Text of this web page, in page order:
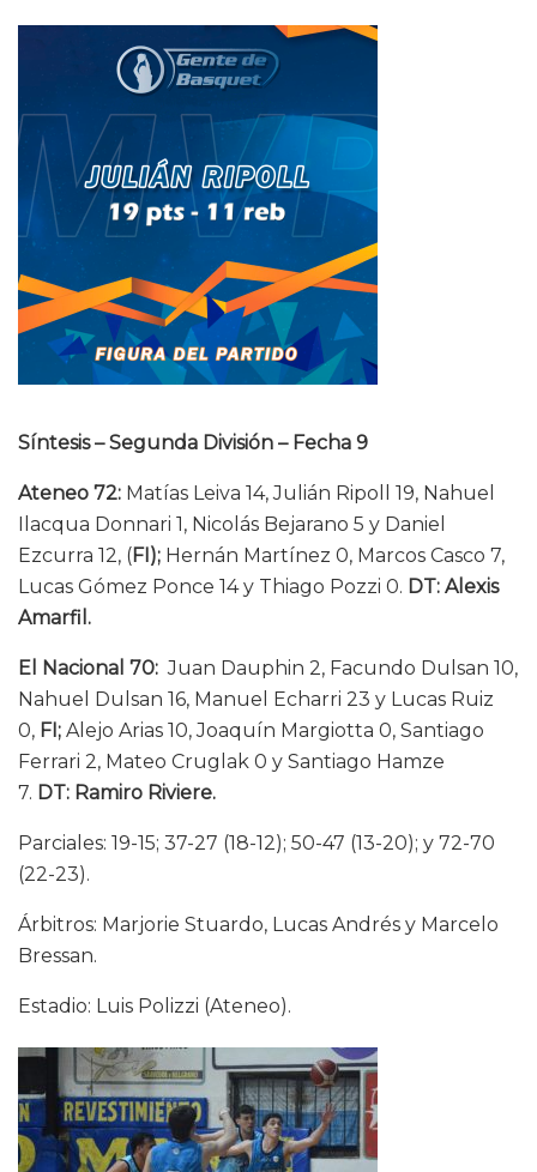
Síntesis – Segunda División – Fecha 9
Ateneo 72: Matías Leiva 14, Julián Ripoll 19, Nahuel
Ilacqua Donnari 1, Nicolás Bejarano 5 y Daniel
Ezcurra 12, (FI); Hernán Martínez 0, Marcos Casco 7,
Lucas Gómez Ponce 14 y Thiago Pozzi 0. DT: Alexis
Amarfil.
El Nacional 70: Juan Dauphin 2, Facundo Dulsan 10,
Nahuel Dulsan 16, Manuel Echarri 23 y Lucas Ruiz
0, FI; Alejo Arias 10, Joaquín Margiotta 0, Santiago
Ferrari 2, Mateo Cruglak 0 y Santiago Hamze
7. DT: Ramiro Riviere.
Parciales: 19-15; 37-27 (18-12); 50-47 (13-20); y 72-70
(22-23).
Árbitros: Marjorie Stuardo, Lucas Andrés y Marcelo
Bressan.
Estadio: Luis Polizzi (Ateneo).